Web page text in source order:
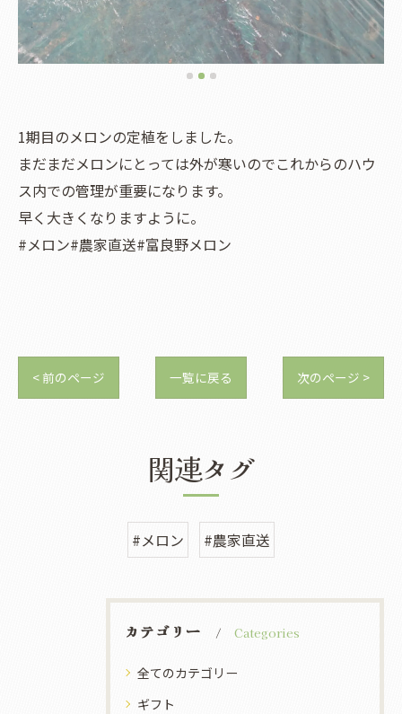
1期目のメロンの定植をしました。
まだまだメロンにとっては外が寒いのでこれからのハウ
ス内での管理が重要になります。
早く大きくなりますように。
#メロン#農家直送#富良野メロン
< 前のページ 一覧に戻る 次のページ >
関連タグ
#メロン #農家直送
カテゴリー Categories
全てのカテゴリー
ギフト